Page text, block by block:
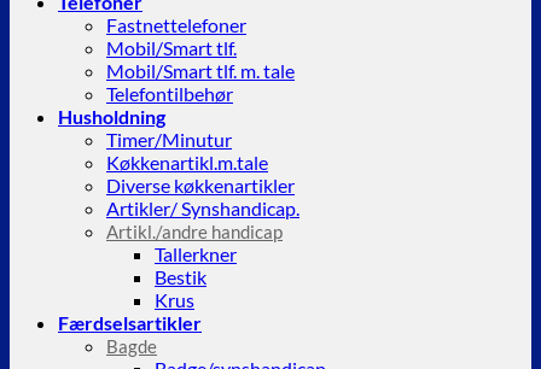
Fastnettelefoner
Mobil/Smart tlf.
Mobil/Smart tlf. m. tale
Telefontilbehør
Husholdning
Timer/Minutur
Køkkenartikl.m.tale
Diverse køkkenartikler
Artikler/ Synshandicap.
Artikl./andre handicap
Tallerkner
Bestik
Krus
Færdselsartikler
Bagde